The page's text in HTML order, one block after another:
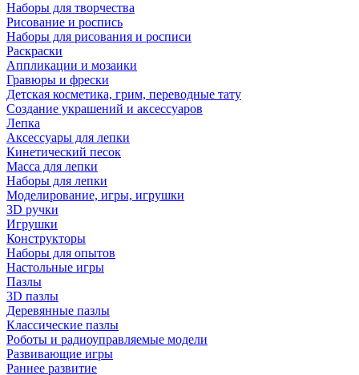
Наборы для творчества
Рисование и роспись
Наборы для рисования и росписи
Раскраски
Аппликации и мозаики
Гравюры и фрески
Детская косметика, грим, переводные тату
Создание украшений и аксессуаров
Лепка
Аксессуары для лепки
Кинетический песок
Масса для лепки
Наборы для лепки
Моделирование, игры, игрушки
3D ручки
Игрушки
Конструкторы
Наборы для опытов
Настольные игры
Пазлы
3D пазлы
Деревянные пазлы
Классические пазлы
Роботы и радиоуправляемые модели
Развивающие игры
Раннее развитие